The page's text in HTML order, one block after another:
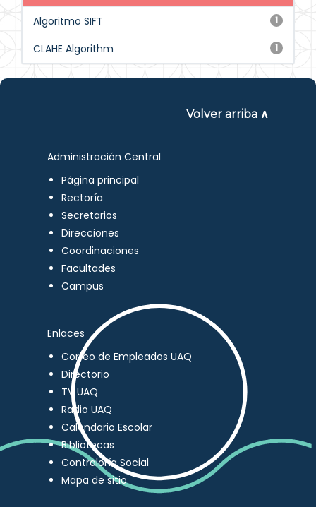
1
Algoritmo SIFT
1
CLAHE Algorithm
Volver arriba ∧
Administración Central
Página principal
Rectoría
Secretarios
Direcciones
Coordinaciones
Facultades
Campus
Enlaces
Correo de Empleados UAQ
Directorio
TV UAQ
Radio UAQ
Calendario Escolar
Bibliotecas
Contraloría Social
Mapa de sitio